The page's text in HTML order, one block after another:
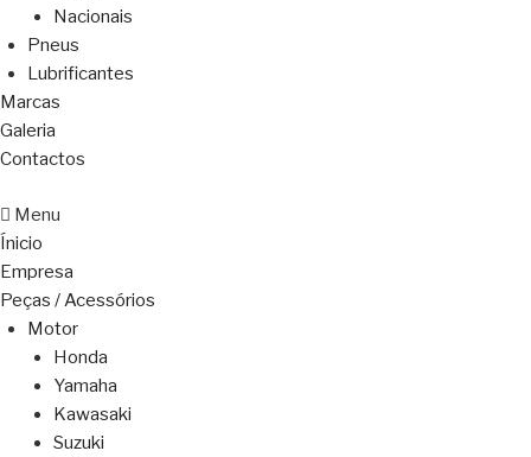
Nacionais
Pneus
Lubrificantes
Marcas
Galeria
Contactos
Menu
Ínicio
Empresa
Peças / Acessórios
Motor
Honda
Yamaha
Kawasaki
Suzuki